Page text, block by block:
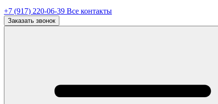
+7 (917) 220-06-39 Все контакты
Заказать звонок